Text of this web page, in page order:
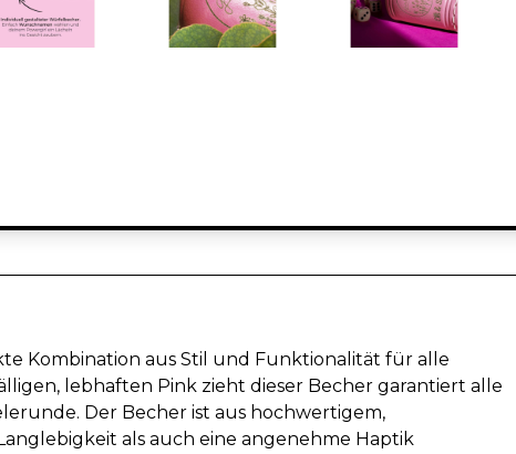
Kombination aus Stil und Funktionalität für alle
lebhaften Pink zieht dieser Becher garantiert alle
Der Becher ist aus hochwertigem,
als auch eine angenehme Haptik